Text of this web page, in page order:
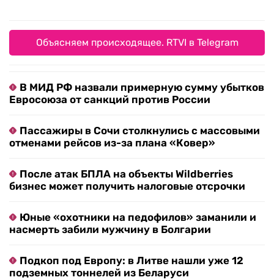
Объясняем происходящее. RTVI в Telegram
В МИД РФ назвали примерную сумму убытков
Евросоюза от санкций против России
Пассажиры в Сочи столкнулись с массовыми
отменами рейсов из-за плана «Ковер»
После атак БПЛА на объекты Wildberries
бизнес может получить налоговые отсрочки
Юные «охотники на педофилов» заманили и
насмерть забили мужчину в Болгарии
Подкоп под Европу: в Литве нашли уже 12
подземных тоннелей из Беларуси